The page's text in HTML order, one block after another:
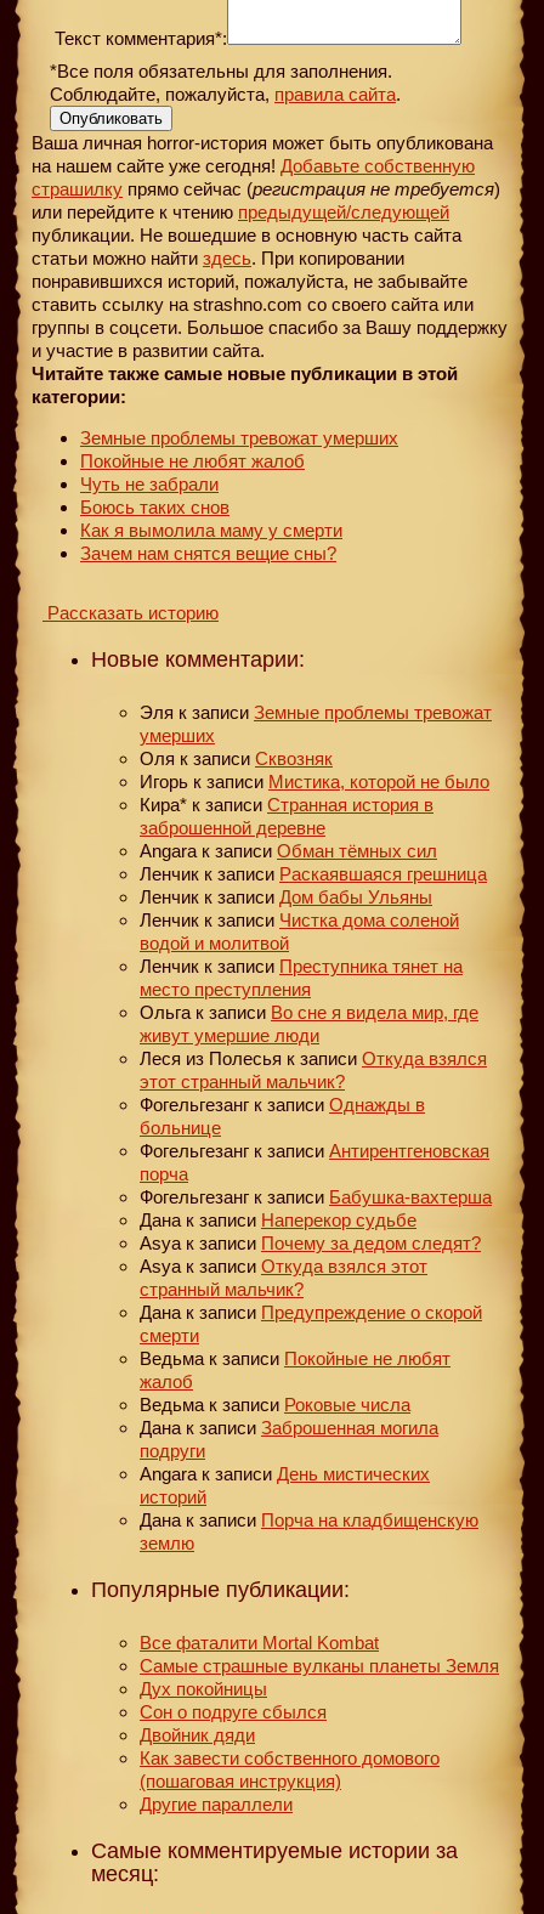
Текст комментария*:
*Все поля обязательны для заполнения.
Соблюдайте, пожалуйста, правила сайта.
Опубликовать
Ваша личная horror-история может быть опубликована
на нашем сайте уже сегодня! Добавьте собственную
страшилку прямо сейчас (регистрация не требуется)
или перейдите к чтению предыдущей/следующей
публикации. Не вошедшие в основную часть сайта
статьи можно найти здесь. При копировании
понравившихся историй, пожалуйста, не забывайте
ставить ссылку на strashno.com со своего сайта или
группы в соцсети. Большое спасибо за Вашу поддержку
и участие в развитии сайта.
Читайте также самые новые публикации в этой
категории:
Земные проблемы тревожат умерших
Покойные не любят жалоб
Чуть не забрали
Боюсь таких снов
Как я вымолила маму у смерти
Зачем нам снятся вещие сны?
Рассказать историю
Новые комментарии:
Эля к записи Земные проблемы тревожат
умерших
Оля к записи Сквозняк
Игорь к записи Мистика, которой не было
Кира* к записи Странная история в
заброшенной деревне
Angara к записи Обман тёмных сил
Ленчик к записи Раскаявшаяся грешница
Ленчик к записи Дом бабы Ульяны
Ленчик к записи Чистка дома соленой
водой и молитвой
Ленчик к записи Преступника тянет на
место преступления
Ольга к записи Во сне я видела мир, где
живут умершие люди
Леся из Полесья к записи Откуда взялся
этот странный мальчик?
Фогельгезанг к записи Однажды в
больнице
Фогельгезанг к записи Антирентгеновская
порча
Фогельгезанг к записи Бабушка-вахтерша
Дана к записи Наперекор судьбе
Asya к записи Почему за дедом следят?
Asya к записи Откуда взялся этот
странный мальчик?
Дана к записи Предупреждение о скорой
смерти
Ведьма к записи Покойные не любят
жалоб
Ведьма к записи Роковые числа
Дана к записи Заброшенная могила
подруги
Angara к записи День мистических
историй
Дана к записи Порча на кладбищенскую
землю
Популярные публикации:
Все фаталити Mortal Kombat
Самые страшные вулканы планеты Земля
Дух покойницы
Сон о подруге сбылся
Двойник дяди
Как завести собственного домового
(пошаговая инструкция)
Другие параллели
Самые комментируемые истории за
месяц: